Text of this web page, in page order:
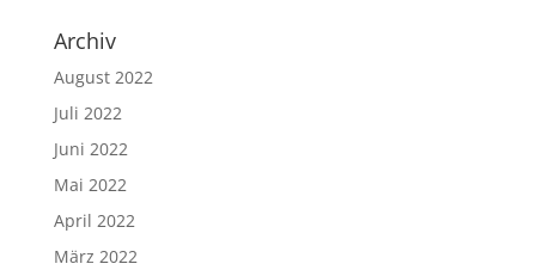
Archiv
August 2022
Juli 2022
Juni 2022
Mai 2022
April 2022
März 2022